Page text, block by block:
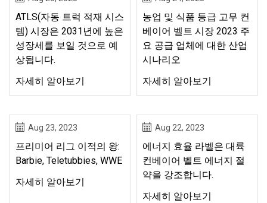
ATLS(자동 트럭 적재 시스
템) 시장은 2031년에 높은
​​성장세를 보일 것으로 예
상됩니다.
자세히 알아보기
농업 및 식품 등급 고무 컨
베이어 벨트 시장 2023 주
요 공급 업체에 대한 산업
시나리오
자세히 알아보기
Aug 23, 2023
프리미어 리그 이적의 왕:
Barbie, Teletubbies, WWE
자세히 알아보기
Aug 22, 2023
에너지 효율 라벨은 대륙
컨베이어 벨트 에너지 절
약을 강조합니다.
자세히 알아보기